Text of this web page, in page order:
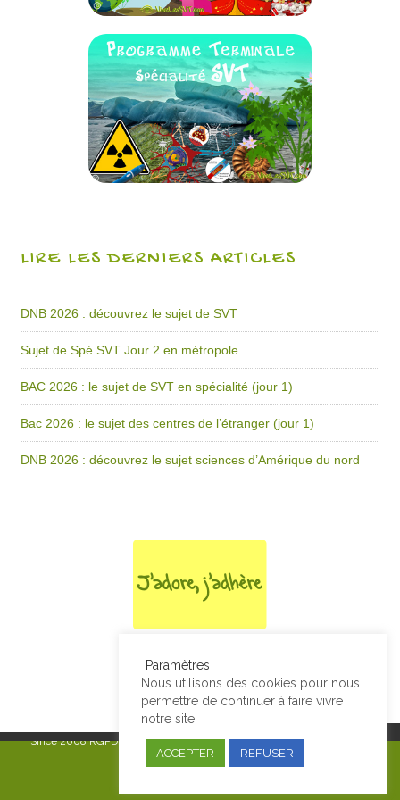
LIRE LES DERNIERS ARTICLES
DNB 2026 : découvrez le sujet de SVT
Sujet de Spé SVT Jour 2 en métropole
BAC 2026 : le sujet de SVT en spécialité (jour 1)
Bac 2026 : le sujet des centres de l’étranger (jour 1)
DNB 2026 : découvrez le sujet sciences d’Amérique du nord
Since 2008RGPD & Mentions Légales|Designed by Studio Thil - Site
internet - Charte graphique
Paramètres
Nous utilisons des cookies pour nous
permettre de continuer à faire vivre
notre site.
ACCEPTER REFUSER